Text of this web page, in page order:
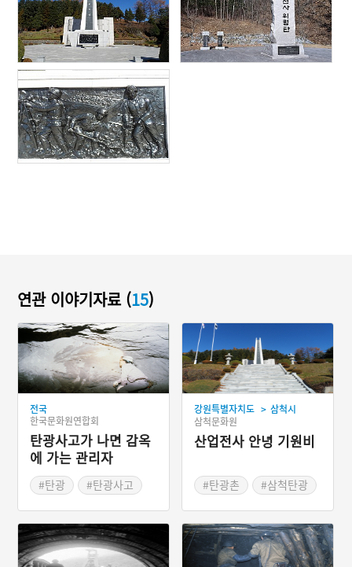
연관 이야기자료 (15)
전국
한국문화원연합회
탄광사고가 나면 감옥
에 가는 관리자
#탄광 #탄광사고
강원특별자치도 > 삼척시
삼척문화원
산업전사 안녕 기원비
#탄광촌
#삼척탄광